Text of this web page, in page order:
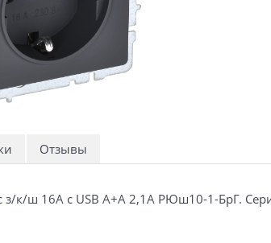
Отзывы
с з/к/ш 16А с USB A+A 2,1А РЮш10-1-БрГ.